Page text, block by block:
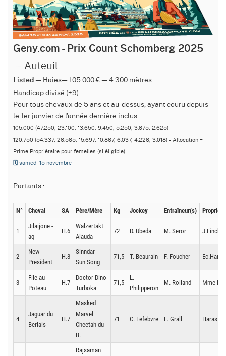
Geny.com - Prix Count Schomberg 2025
— Auteuil
Listed — Haies— 105.000 € — 4.300 mètres.
Handicap divisé (+9)
Pour tous chevaux de 5 ans et au-dessus, ayant couru depuis
le 1er janvier de l'année dernière inclus.
105.000 (47.250, 23.100, 13.650, 9.450, 5.250, 3.675, 2.625)
120.750 (54.337, 26.565, 15.697, 10.867, 6.037, 4.226, 3.018) - Allocation +
Prime Propriétaire pour femelles (si éligible)
🗓️ samedi 15 novembre
Partants :
N° Cheval SA Père/Mère Kg Jockey Entraîneur(s)
1
Jilaijone -
aq
H.6
Walzertakt
Alauda
72 D. Ubeda M. Seror J.Finch
2
New
President
H.8
Sinndar
Sun Song
71,5 T. Beaurain F. Foucher
3
File au
Poteau
H.7
Doctor Dino
Turboka
71,5
L.
Philipperon
M. Rolland Mme H.
4
Jaguar du
Berlais
H.7
Masked
Marvel
Cheetah du
B.
71 C. Lefebvre E. Grall Haras
Rajsaman